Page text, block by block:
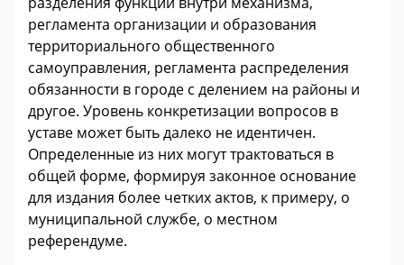
регламента организации и образования
территориального общественного
самоуправления, регламента распределения
обязанности в городе с делением на районы и
другое. Уровень конкретизации вопросов в
уставе может быть далеко не идентичен.
Определенные из них могут трактоваться в
общей форме, формируя законное основание
для издания более четких актов, к примеру, о
муниципальной службе, о местном
референдуме.